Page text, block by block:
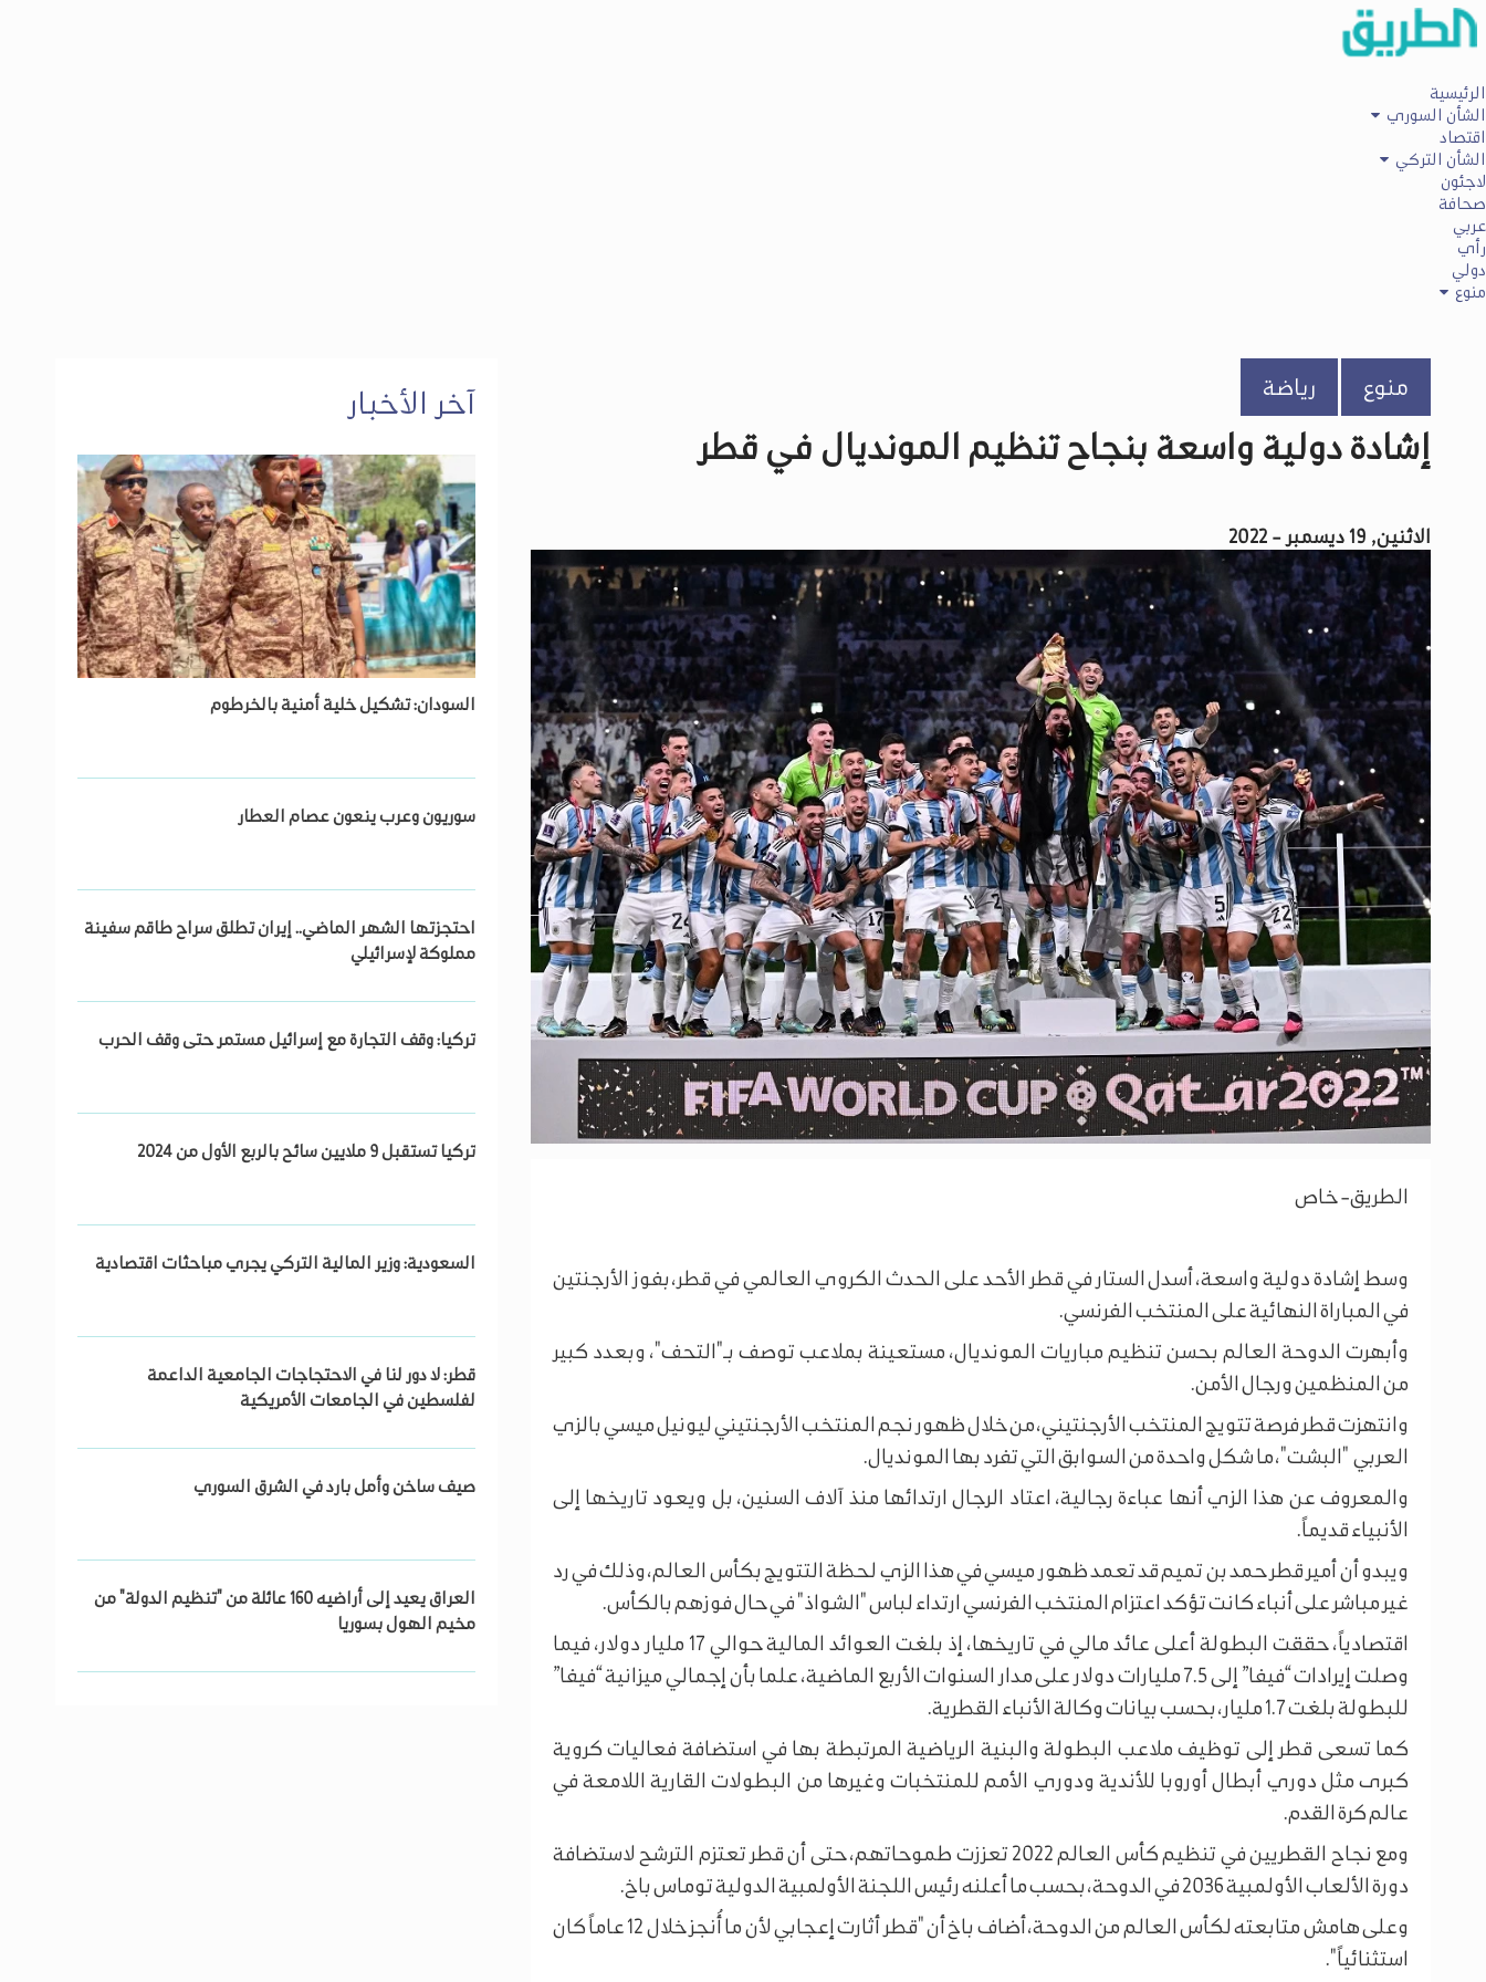
الرئيسية
الشأن السوري
اقتصاد
الشأن التركي
لاجئون
صحافة
عربي
رأي
دولي
منوع
منوع رياضة
إشادة دولية واسعة بنجاح تنظيم المونديال في قطر
الاثنين, 19 ديسمبر - 2022
الطريق- خاص
وسط إشادة دولية واسعة، أسدل الستار في قطر الأحد على الحدث الكروي العالمي في قطر، بفوز الأرجنتين
في المباراة النهائية على المنتخب الفرنسي.
وأبهرت الدوحة العالم بحسن تنظيم مباريات المونديال، مستعينة بملاعب توصف بـ"التحف"، وبعدد كبير
من المنظمين ورجال الأمن.
وانتهزت قطر فرصة تتويج المنتخب الأرجنتيني، من خلال ظهور نجم المنتخب الأرجنتيني ليونيل ميسي بالزي
العربي "البشت"، ما شكل واحدة من السوابق التي تفرد بها المونديال.
والمعروف عن هذا الزي أنها عباءة رجالية، اعتاد الرجال ارتدائها منذ آلاف السنين، بل ويعود تاريخها إلى
الأنبياء قديماً.
ويبدو أن أمير قطر حمد بن تميم قد تعمد ظهور ميسي في هذا الزي لحظة التتويج بكأس العالم، وذلك في رد
غير مباشر على أنباء كانت تؤكد اعتزام المنتخب الفرنسي ارتداء لباس "الشواذ" في حال فوزهم بالكأس.
اقتصادياً، حققت البطولة أعلى عائد مالي في تاريخها، إذ بلغت العوائد المالية حوالي 17 مليار دولار، فيما
وصلت إيرادات “فيفا” إلى 7.5 مليارات دولار على مدار السنوات الأربع الماضية، علما بأن إجمالي ميزانية “فيفا”
للبطولة بلغت 1.7 مليار، بحسب بيانات وكالة الأنباء القطرية.
كما تسعى قطر إلى توظيف ملاعب البطولة والبنية الرياضية المرتبطة بها في استضافة فعاليات كروية
كبرى مثل دوري أبطال أوروبا للأندية ودوري الأمم للمنتخبات وغيرها من البطولات القارية اللامعة في
عالم كرة القدم.
ومع نجاح القطريين في تنظيم كأس العالم 2022 تعززت طموحاتهم، حتى أن قطر تعتزم الترشح لاستضافة
دورة الألعاب الأولمبية 2036 في الدوحة، بحسب ما أعلنه رئيس اللجنة الأولمبية الدولية توماس باخ.
وعلى هامش متابعته لكأس العالم من الدوحة، أضاف باخ أن "قطر أثارت إعجابي لأن ما أُنجز خلال 12 عاماً كان
استثنائياً".
آخر الأخبار
السودان: تشكيل خلية أمنية بالخرطوم
سوريون وعرب ينعون عصام العطار
احتجزتها الشهر الماضي.. إيران تطلق سراح طاقم سفينة
مملوكة لإسرائيلي
تركيا: وقف التجارة مع إسرائيل مستمر حتى وقف الحرب
تركيا تستقبل 9 ملايين سائح بالربع الأول من 2024
السعودية: وزير المالية التركي يجري مباحثات اقتصادية
قطر: لا دور لنا في الاحتجاجات الجامعية الداعمة
لفلسطين في الجامعات الأمريكية
صيف ساخن وأمل بارد في الشرق السوري
العراق يعيد إلى أراضيه 160 عائلة من "تنظيم الدولة" من
مخيم الهول بسوريا